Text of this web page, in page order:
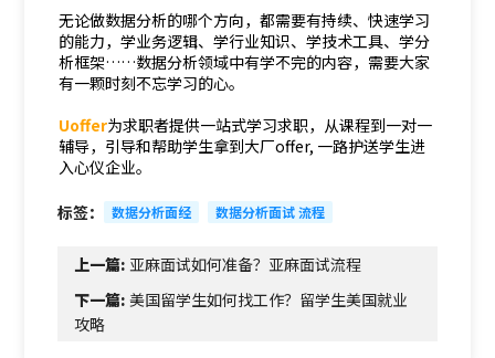
无论做数据分析的哪个方向，都需要有持续、快速学习
的能力，学业务逻辑、学行业知识、学技术工具、学分
析框架……数据分析领域中有学不完的内容，需要大家
有一颗时刻不忘学习的心。
Uoffer为求职者提供一站式学习求职，从课程到一对一
辅导，引导和帮助学生拿到大厂offer, 一路护送学生进
入心仪企业。
标签： 数据分析面经 数据分析面试 流程
上一篇: 亚麻面试如何准备？亚麻面试流程
下一篇:美国留学生如何找工作？留学生美国就业
攻略